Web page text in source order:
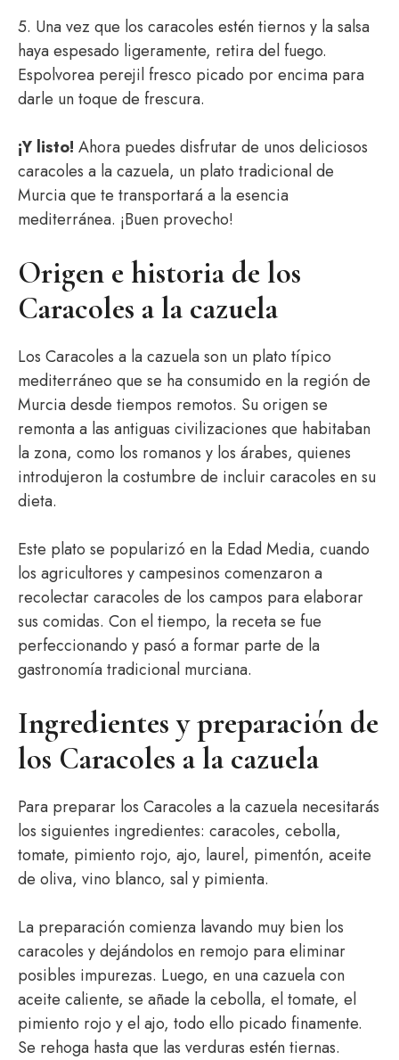
5. Una vez que los caracoles estén tiernos y la salsa
haya espesado ligeramente, retira del fuego.
Espolvorea perejil fresco picado por encima para
darle un toque de frescura.
¡Y listo! Ahora puedes disfrutar de unos deliciosos
caracoles a la cazuela, un plato tradicional de
Murcia que te transportará a la esencia
mediterránea. ¡Buen provecho!
Origen e historia de los
Caracoles a la cazuela
Los Caracoles a la cazuela son un plato típico
mediterráneo que se ha consumido en la región de
Murcia desde tiempos remotos. Su origen se
remonta a las antiguas civilizaciones que habitaban
la zona, como los romanos y los árabes, quienes
introdujeron la costumbre de incluir caracoles en su
dieta.
Este plato se popularizó en la Edad Media, cuando
los agricultores y campesinos comenzaron a
recolectar caracoles de los campos para elaborar
sus comidas. Con el tiempo, la receta se fue
perfeccionando y pasó a formar parte de la
gastronomía tradicional murciana.
Ingredientes y preparación de
los Caracoles a la cazuela
Para preparar los Caracoles a la cazuela necesitarás
los siguientes ingredientes: caracoles, cebolla,
tomate, pimiento rojo, ajo, laurel, pimentón, aceite
de oliva, vino blanco, sal y pimienta.
La preparación comienza lavando muy bien los
caracoles y dejándolos en remojo para eliminar
posibles impurezas. Luego, en una cazuela con
aceite caliente, se añade la cebolla, el tomate, el
pimiento rojo y el ajo, todo ello picado finamente.
Se rehoga hasta que las verduras estén tiernas.